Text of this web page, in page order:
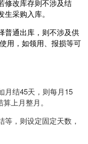
修改库存则不涉及结
采购入库。
普通出库，则不涉及供
用，如领用、报损等可
月结45天，则每月15
上月整月。
等，则设定固定天数，